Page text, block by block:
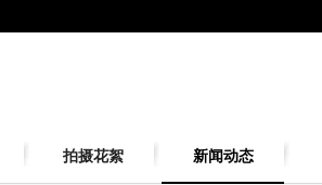
拍摄花絮 新闻动态